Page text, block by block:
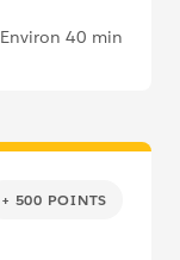
Environ 40 min
+ 500 POINTS